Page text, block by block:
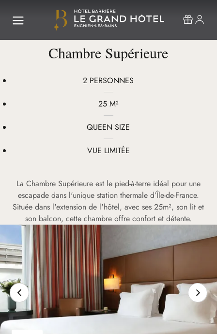
Chambre Supérieure
2 PERSONNES
25 M²
QUEEN SIZE
VUE LIMITÉE
La Chambre Supérieure est le pied-à-terre idéal pour une
escapade dans l'unique station thermale d’Île-de-France.
Située dans l'extension de l'hôtel, avec ses 25m², son lit et
son balcon, cette chambre offre confort et détente.